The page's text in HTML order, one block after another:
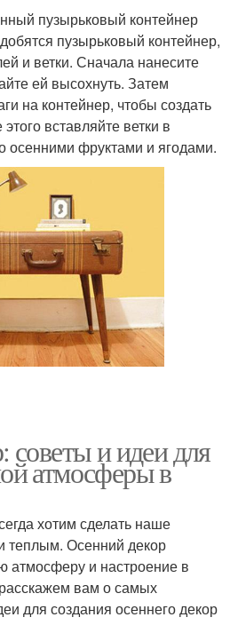
пузырьковый контейнер
пузырьковый контейнер,
и ветки. Сначала нанесите
ей высохнуть. Затем
на контейнер, чтобы создать
вставляйте ветки в
осенними фруктами и ягодами.
советы и идеи для
атмосферы в
хотим сделать наше
Осенний декор
атмосферу и настроение в
вам о самых
для создания осеннего декор